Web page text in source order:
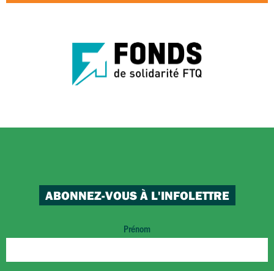
ABONNEZ-VOUS À L'INFOLETTRE
Prénom